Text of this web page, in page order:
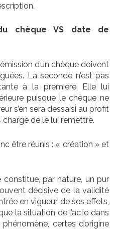
chèque VS date de
d’un chèque doivent
La seconde n’est pas
à la première. Elle lui
puisque le chèque ne
s’en sera dessaisi au profit
chargé de le lui remettre.
être réunis : « création » et
constitue, par nature, un pur
décisive de la validité
en vigueur de ses effets,
la situation de l’acte dans
certes d’origine